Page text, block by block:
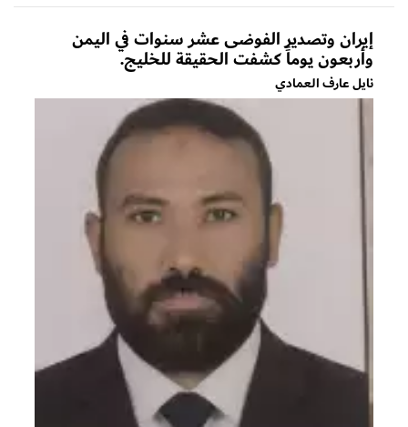
إيران وتصدير الفوضى عشر سنوات في اليمن
وأربعون يوماً كشفت الحقيقة للخليج.
نايل عارف العمادي